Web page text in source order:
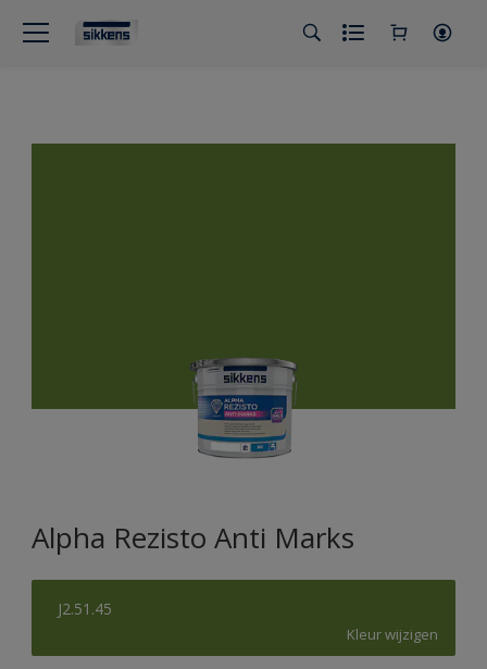
Alpha Rezisto Anti Marks
J2.51.45
Kleur wijzigen